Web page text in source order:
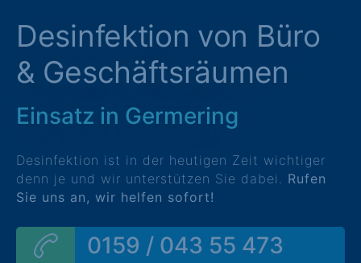
Desinfektion von Büro
& Geschäftsräumen
Einsatz in Germering
Desinfektion ist in der heutigen Zeit wichtiger
denn je und wir unterstützen Sie dabei. Rufen
Sie uns an, wir helfen sofort!
0159 / 043 55 473